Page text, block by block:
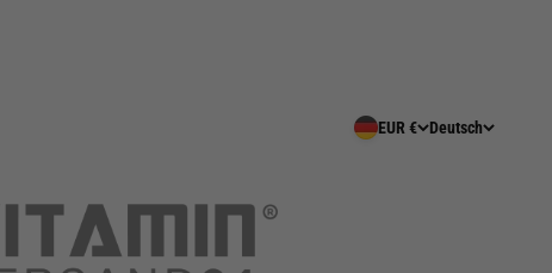
EUR € Deutsch